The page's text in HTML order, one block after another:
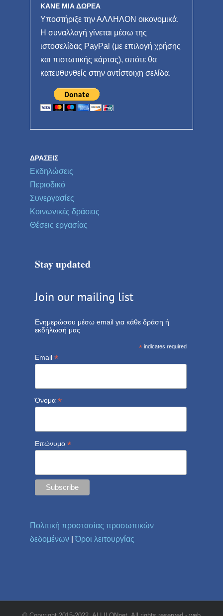
ΚΑΝΕ ΜΙΑ ΔΩΡΕΑ
Υποστήριξε την ΑΛΛΗΛΟΝ οικονομικά.
Η συναλλαγή γίνεται μέσω της
ιστοσελίδας PayPal (με επιλογή χρήσης
και πιστωτικής κάρτας), οπότε θα
κατευθυνθείς στην αντίστοιχη σελίδα.
ΔΡΆΣΕΙΣ
Εκδηλώσεις
Περιοδικό
Συνεργασίες
Κοινωνικές δράσεις
Θέσεις εργασίας
Stay updated
Join our mailing list
Ενημερώσου μέσω email για κάθε δράση ή
εκδήλωσή μας
* indicates required
Email *
Όνομα *
Επώνυμο *
Πολιτική προστασίας προσωπικών
δεδομένων |Όροι λειτουργίας